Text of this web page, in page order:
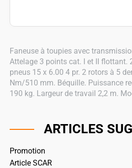
Faneuse à toupies avec
Attelage 3 points cat. I et II flottant.
pneus 15 x 6.00 4 pr. 2 rotors à 5
Nm/510 mm. Béquille. Puissance
190 kg. Largeur de travail 2,2 m.
ARTICLES
Promotion
Article SCAR